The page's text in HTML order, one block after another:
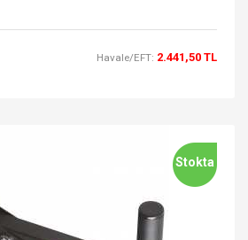
Havale/EFT: 2.441,50 TL
Stokta